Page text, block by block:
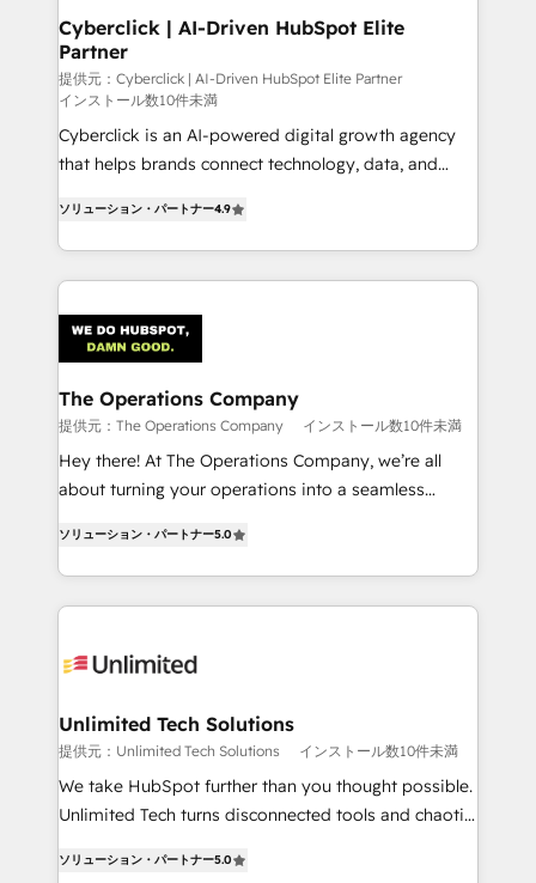
Cyberclick | AI-Driven HubSpot Elite
Partner
提供元：Cyberclick | AI-Driven HubSpot Elite Partner
インストール数10件未満
Cyberclick is an AI-powered digital growth agency
that helps brands connect technology, data, and
Barcelona and operating across Spain, LATAM, and
the UK, we support global companies in building
smarter marketing, sales, and customer success
Iberia (Spain & Portugal), we combine human insight
with intelligent automation to drive sustainable
growth. Our multidisciplinary team designs solutions
that simplify complexity, boost performance, and
turn innovation into real impact. 🌍 Highlights •
HubSpot Partner since 2012 • 2022 EMEA Impact
projects • Clients in 30+ industries • Proprietary
technology for integrations • Multilingual team:
ソリューション・パートナー4.9
The Operations Company
提供元：The Operations Company インストール数10件未満
Hey there! At The Operations Company, we’re all
about turning your operations into a seamless
transforming complex systems into efficient,
scalable solutions that work across your entire
organization. We’re a unique blend of deep HubSpot
operational know-how. We know that no two
solutions. Instead, we dive in to understand your
needs, goals, and challenges to deliver solutions that
fit like a glove. We’re committed to being both
highly effective and fun to work with. We believe in
relationships. Your success is our success, and we’re
ソリューション・パートナー5.0
Unlimited Tech Solutions
提供元：Unlimited Tech Solutions インストール数10件未満
We take HubSpot further than you thought possible.
Unlimited Tech turns disconnected tools and chaotic
engine. We combine RevOps strategy with deep
ソリューション・パートナー5.0